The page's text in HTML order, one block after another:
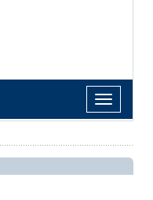
Toggle
navigation